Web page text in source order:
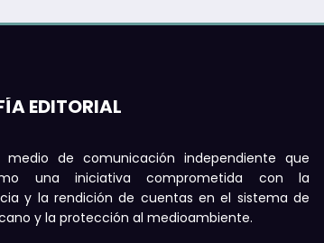
EDITORIAL
medio de comunicación independiente que
una iniciativa comprometida con la
y la rendición de cuentas en el sistema de
y la protección al medioambiente.